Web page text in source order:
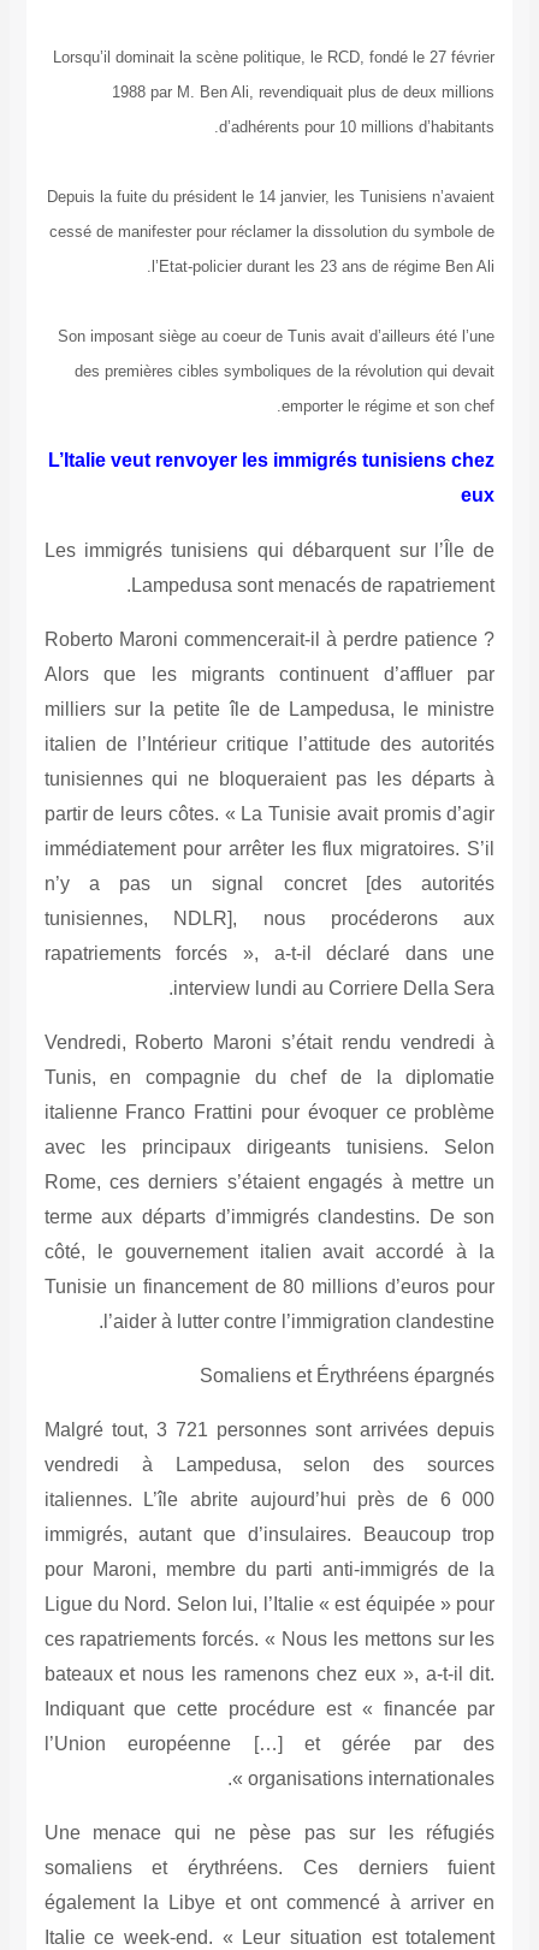
Lorsqu’il dominait la scène politique, le RCD, fondé
1988 par M. Ben Ali, revendiquait plus de
d’adhérents pour 10 millions
Depuis la fuite du président le 14 janvier, les
cessé de manifester pour réclamer la dissolution du
l’Etat-policier durant les 23 ans de
Son imposant siège au coeur de Tunis avait
des premières cibles symboliques de la
emporter le régime
L’Italie veut renvoyer les immigrés
Les immigrés tunisiens qui débarquent
Lampedusa sont menacés de
Roberto Maroni commencerait-il à perdre
Alors que les migrants continuent
milliers sur la petite île de Lampedusa, le
italien de l’Intérieur critique l’attitude des
tunisiennes qui ne bloqueraient pas les
partir de leurs côtes. « La Tunisie avait
immédiatement pour arrêter les flux
n’y a pas un signal concret [des
tunisiennes, NDLR], nous
rapatriements forcés », a-t-il déclaré
interview lundi au Corriere
Vendredi, Roberto Maroni s’était rendu
Tunis, en compagnie du chef de la
italienne Franco Frattini pour évoquer ce
avec les principaux dirigeants
Rome, ces derniers s’étaient engagés à
terme aux départs d’immigrés
côté, le gouvernement italien avait
Tunisie un financement de 80 millions
l’aider à lutter contre l’immigration
Somaliens et Érythréens
Malgré tout, 3 721 personnes sont
vendredi à Lampedusa, selon des
italiennes. L’île abrite aujourd’hui près
immigrés, autant que d’insulaires.
pour Maroni, membre du parti anti-
Ligue du Nord. Selon lui, l’Italie « est
ces rapatriements forcés. « Nous les
bateaux et nous les ramenons chez eux
Indiquant que cette procédure est «
l’Union européenne […] et gérée
organisations
Une menace qui ne pèse pas sur les
somaliens et érythréens. Ces
également la Libye et ont commencé à
Italie ce week-end. « Leur situation est